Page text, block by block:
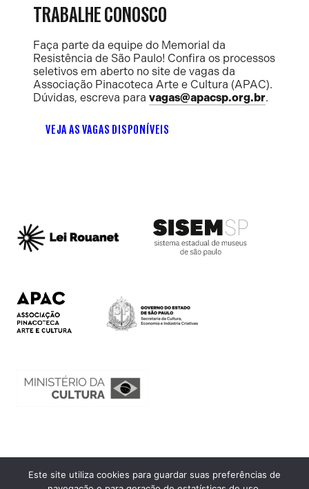
TRABALHE CONOSCO
Faça parte da equipe do Memorial da
Resistência de São Paulo! Confira os processos
seletivos em aberto no site de vagas da
Associação Pinacoteca Arte e Cultura (APAC).
Dúvidas, escreva para vagas@apacsp.org.br.
VEJA AS VAGAS DISPONÍVEIS
Ouvidoria
Este site utiliza cookies para guardar suas preferências de